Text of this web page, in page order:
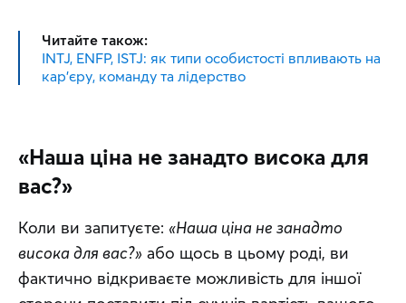
Читайте також:
INTJ, ENFP, ISTJ: як типи особистості впливають на
кар'єру, команду та лідерство
«Наша ціна не занадто висока для
вас?»
Коли ви запитуєте: «Наша ціна не занадто
висока для вас?» або щось в цьому роді, ви
фактично відкриваєте можливість для іншої